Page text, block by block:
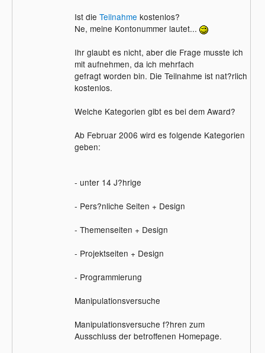
Ist die Teilnahme kostenlos?
Ne, meine Kontonummer lautet...
Ihr glaubt es nicht, aber die Frage musste ich
mit aufnehmen, da ich mehrfach
gefragt worden bin. Die Teilnahme ist nat?rlich
kostenlos.
Welche Kategorien gibt es bei dem Award?
Ab Februar 2006 wird es folgende Kategorien
geben:
- unter 14 J?hrige
- Pers?nliche Seiten + Design
- Themenseiten + Design
- Projektseiten + Design
- Programmierung
Manipulationsversuche
Manipulationsversuche f?hren zum
Ausschluss der betroffenen Homepage.